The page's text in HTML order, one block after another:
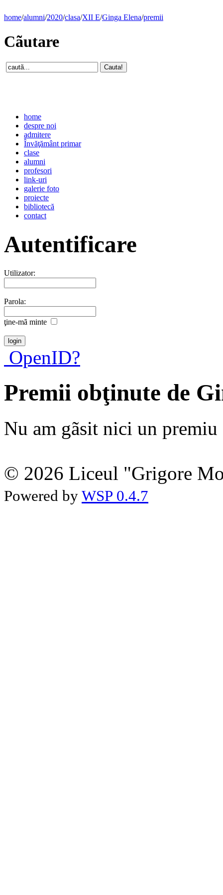
home/alumni/2020/clasa/XII E/Ginga Elena/premii
Cãutare
home
despre noi
admitere
Învăţământ primar
clase
alumni
profesori
link-uri
galerie foto
proiecte
bibliotecă
contact
Autentificare
Utilizator:
Parola:
ţine-mã minte
OpenID?
Premii obţinute de
Nu am gãsit nici un premiu
© 2026 Liceul "Grigore
Powered by WSP 0.4.7